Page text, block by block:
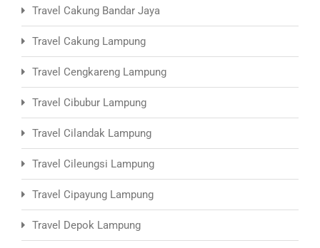
Travel Cakung Bandar Jaya
Travel Cakung Lampung
Travel Cengkareng Lampung
Travel Cibubur Lampung
Travel Cilandak Lampung
Travel Cileungsi Lampung
Travel Cipayung Lampung
Travel Depok Lampung